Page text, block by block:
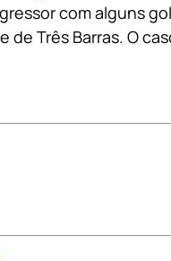
com alguns
Três Barras. O